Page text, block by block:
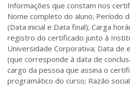
Informações que constam nos
Nome completo do aluno; Período
(Data inicial e Data final); Carga
registro do certificado junto à
Universidade Corporativa; Data de
(que corresponde à data de
cargo da pessoa que assina o
programático do curso; Razão